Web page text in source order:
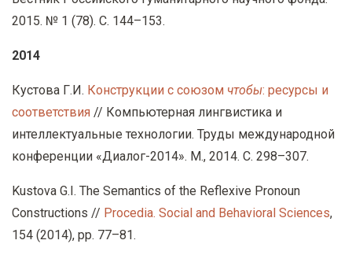
2015. № 1 (78). С. 144–153.
2014
Кустова Г.И. Конструкции с союзом чтобы: ресурсы и
соответствия // Компьютерная лингвистика и
интеллектуальные технологии. Труды международной
конференции «Диалог-2014». М., 2014. С. 298–307.
Kustova G.I. The Semantics of the Reflexive Pronoun
Constructions // Procedia. Social and Behavioral Sciences,
154 (2014), pp. 77–81.